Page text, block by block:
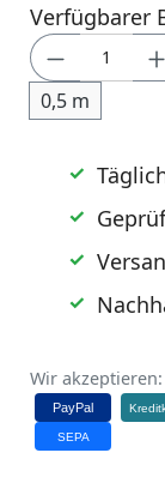
Verfügbarer
Produkt
0,5 m
Wir akzeptieren:
PayPal
SEPA